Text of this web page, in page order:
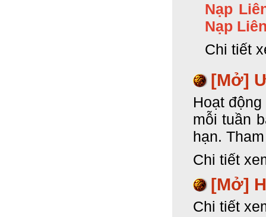
Nạp
Nạp
Chi tiết
[Mở]
Hoạt
mỗi tuần
hạn.
Chi tiết
[Mở]
Chi tiết